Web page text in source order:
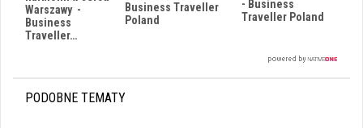
Warszawy -
Business
Traveller…
Business Traveller
Poland
- Business
Traveller Poland
PODOBNE TEMATY